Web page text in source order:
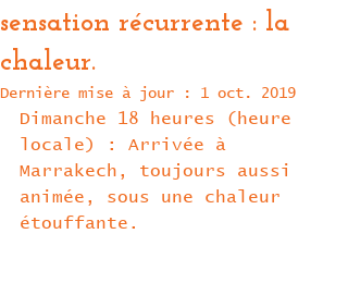
sensation récurrente : la
chaleur.
Dernière mise à jour : 1 oct. 2019
Dimanche 18 heures (heure
locale) : Arrivée à
Marrakech, toujours aussi
animée, sous une chaleur
étouffante.